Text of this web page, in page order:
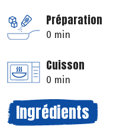
Préparation
0 min
Cuisson
0 min
Ingrédients